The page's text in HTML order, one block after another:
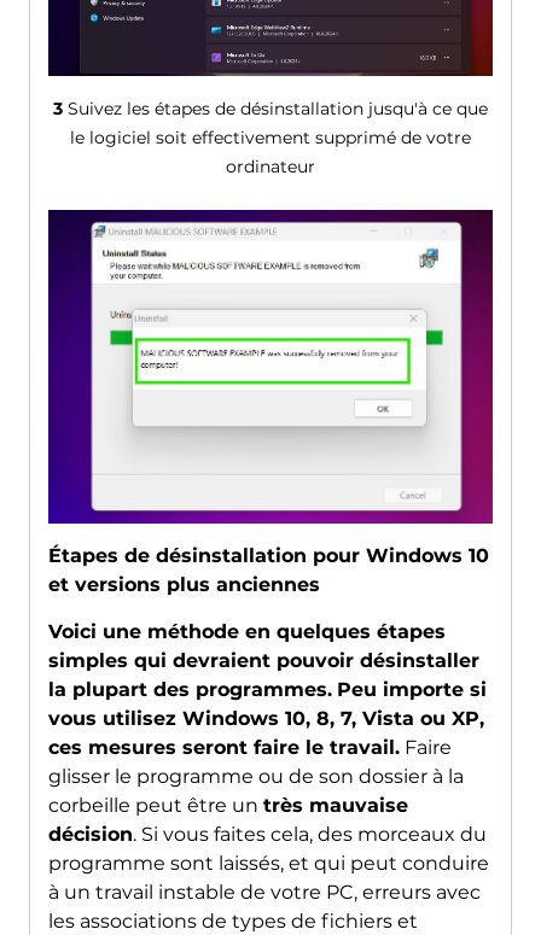
3Suivez les étapes de désinstallation jusqu'à ce que
le logiciel soit effectivement supprimé de votre
ordinateur
Étapes de désinstallation pour Windows 10
et versions plus anciennes
Voici une méthode en quelques étapes
simples qui devraient pouvoir désinstaller
la plupart des programmes. Peu importe si
vous utilisez Windows 10, 8, 7, Vista ou XP,
ces mesures seront faire le travail.Faire
glisser le programme ou de son dossier à la
corbeille peut être un très mauvaise
décision. Si vous faites cela, des morceaux du
programme sont laissés, et qui peut conduire
à un travail instable de votre PC, erreurs avec
les associations de types de fichiers et